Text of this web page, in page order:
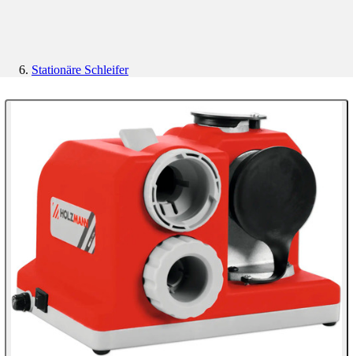
Stationäre Schleifer